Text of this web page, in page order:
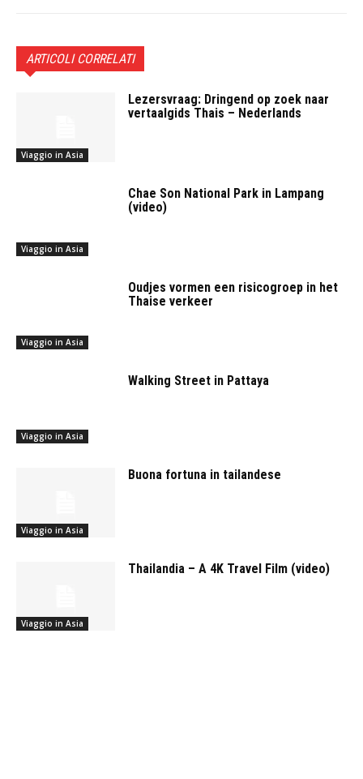
ARTICOLI CORRELATI
Viaggio in Asia
Lezersvraag: Dringend op zoek naar
vertaalgids Thais – Nederlands
Viaggio in Asia
Chae Son National Park in Lampang
(video)
Viaggio in Asia
Oudjes vormen een risicogroep in het
Thaise verkeer
Viaggio in Asia
Walking Street in Pattaya
Viaggio in Asia
Buona fortuna in tailandese
Viaggio in Asia
Thailandia – A 4K Travel Film (video)